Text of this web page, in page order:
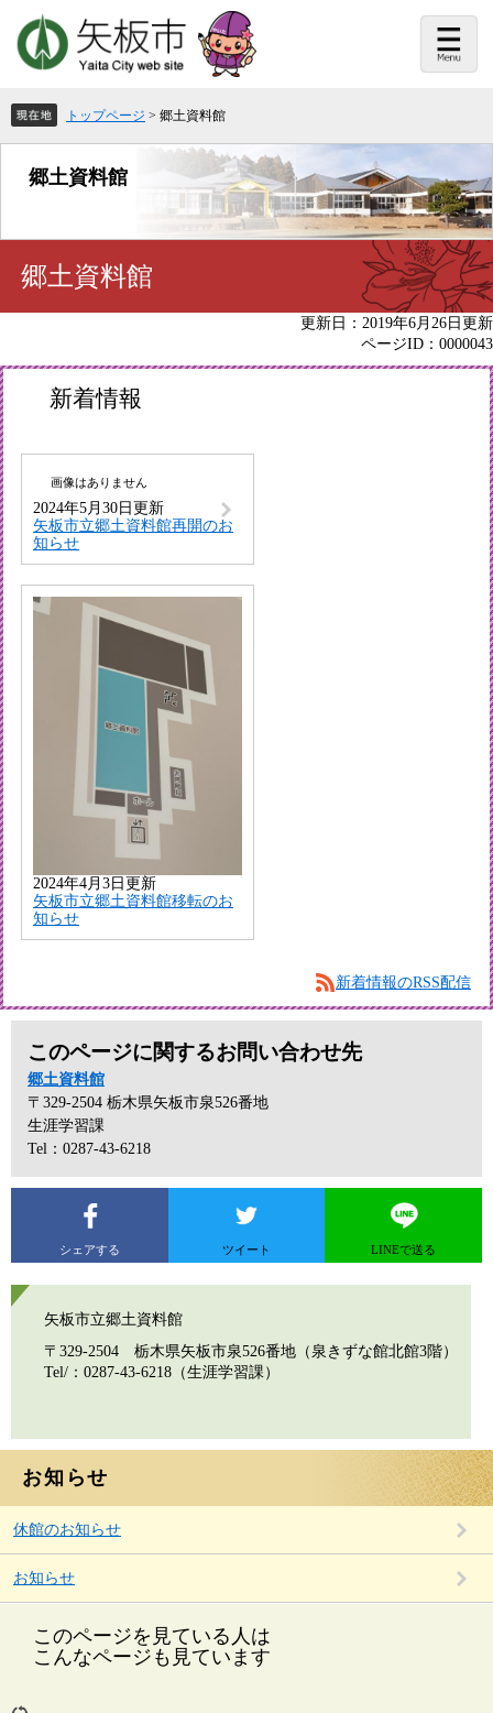
頭
で
す。
飛
ば
し
トップページ > 郷土資料館
郷土資料館
郷土資料館
更新日：2019年6月26日更新
ページID：0000043
新着情報
2024年5月30日更新
矢板市立郷土資料館再開のお
知らせ
2024年4月3日更新
矢板市立郷土資料館移転のお
知らせ
新着情報のRSS配信
このページに関するお問い合わせ先
郷土資料館
〒329-2504 栃木県矢板市泉526番地
生涯学習課
Tel：0287-43-6218
シェアする ツイート LINEで送る
お知らせ
休館のお知らせ
お知らせ
このページを見ている人は
こんなページも見ています
矢板市立郷土資料館
〒329-2504 栃木県矢板市泉526番地（泉きずな館北館3階）
Tel/：0287-43-6218（生涯学習課）